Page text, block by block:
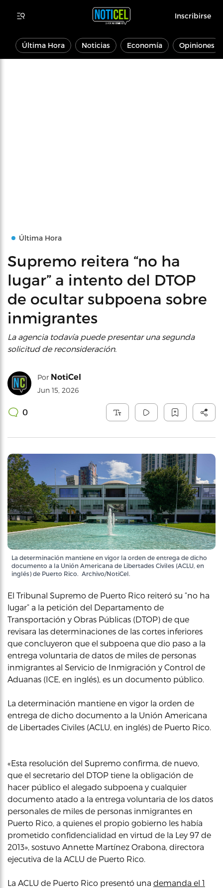
Inscribirse
Última Hora Noticias Economía Opiniones
Última Hora
Supremo reitera “no ha
lugar” a intento del DTOP
de ocultar subpoena sobre
inmigrantes
La agencia todavía puede presentar una segunda
solicitud de reconsideración.
Por NotiCel
Jun 15, 2026
0
La determinación mantiene en vigor la orden de entrega de dicho
documento a la Unión Americana de Libertades Civiles (ACLU, en
inglés) de Puerto Rico. Archivo/NotiCel.
El Tribunal Supremo de Puerto Rico reiteró su “no ha
lugar” a la petición del Departamento de
Transportación y Obras Públicas (DTOP) de que
revisara las determinaciones de las cortes inferiores
que concluyeron que el subpoena que dio paso a la
entrega voluntaria de datos de miles de personas
inmigrantes al Servicio de Inmigración y Control de
Aduanas (ICE, en inglés), es un documento público.
La determinación mantiene en vigor la orden de
entrega de dicho documento a la Unión Americana
de Libertades Civiles (ACLU, en inglés) de Puerto Rico.
«Esta resolución del Supremo confirma, de nuevo,
que el secretario del DTOP tiene la obligación de
hacer público el alegado subpoena y cualquier
documento atado a la entrega voluntaria de los datos
personales de miles de personas inmigrantes en
Puerto Rico, a quienes el propio gobierno les había
prometido confidencialidad en virtud de la Ley 97 de
2013», sostuvo Annette Martínez Orabona, directora
ejecutiva de la ACLU de Puerto Rico.
La ACLU de Puerto Rico presentó una demanda el 1